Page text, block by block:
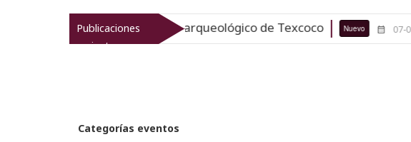
Publicaciones
recientes
revitaliza el patrimonio arqueológico de Texcoco Nuevo 07-08-26
Categorías eventos